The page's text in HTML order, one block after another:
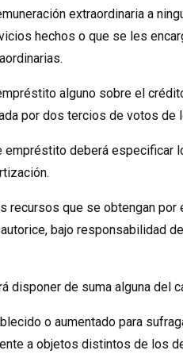
extraordinaria a
hechos o que se les
alguno sobre el
por dos tercios de votos de
empréstito deberá
recursos que se obtengan
bajo responsabilidad
disponer de suma alguna del
o aumentado para
a objetos distintos de los